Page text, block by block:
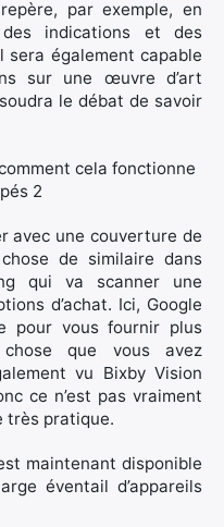
par exemple, en
indications et des
sera également capable
sur une œuvre d’art
le débat de savoir
avec une couverture de
de similaire dans
qui va scanner une
d’achat. Ici, Google
pour vous fournir plus
chose que vous avez
vu Bixby Vision
ce n’est pas vraiment
très pratique.
maintenant disponible
éventail d’appareils